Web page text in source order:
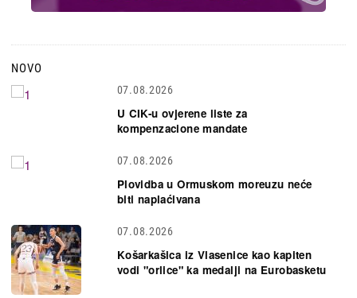
NOVO
07.08.2026
U CIK-u ovjerene liste za
kompenzacione mandate
07.08.2026
Plovidba u Ormuskom moreuzu neće
biti naplaćivana
07.08.2026
Košarkašica iz Vlasenice kao kapiten
vodi "orlice" ka medalji na Eurobasketu